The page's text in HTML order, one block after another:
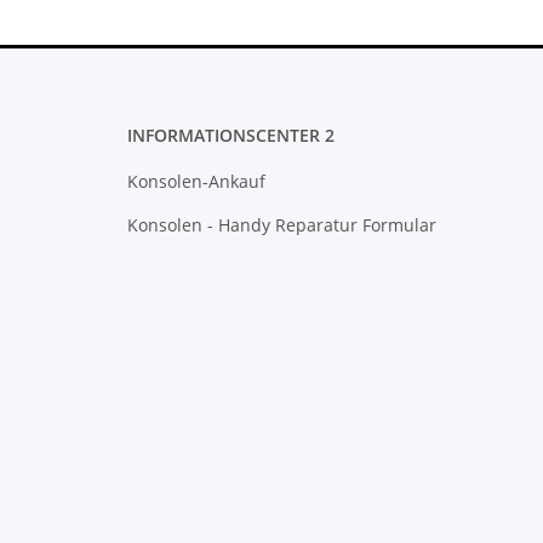
INFORMATIONSCENTER 2
Konsolen-Ankauf
Konsolen - Handy Reparatur Formular